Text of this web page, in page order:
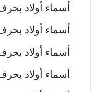
أسماء أولاد
أسماء أولاد
أسماء أولاد
أسماء أولاد